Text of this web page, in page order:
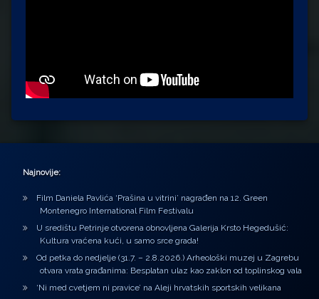
Najnovije:
Film Daniela Pavlića ‘Prašina u vitrini’ nagrađen na 12. Green
Montenegro International Film Festivalu
U središtu Petrinje otvorena obnovljena Galerija Krsto Hegedušić:
Kultura vraćena kući, u samo srce grada!
Od petka do nedjelje (31.7. – 2.8.2026.) Arheološki muzej u Zagrebu
otvara vrata građanima: Besplatan ulaz kao zaklon od toplinskog vala
‘Ni med cvetjem ni pravice’ na Aleji hrvatskih sportskih velikana